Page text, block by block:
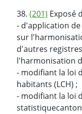
38. (201) Exposé
- d'application
sur
d'autres
l'harmonisation
- modifiant la loi
habitants (LCH) ;
- modifiant la loi